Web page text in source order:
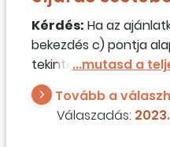
Kérdés: Ha az
bekezdés c) pontja
tekintettel hirdetmény
eljárást alkalmaz,
bevonhat
egyáltalán
Tovább a
Válaszadás: